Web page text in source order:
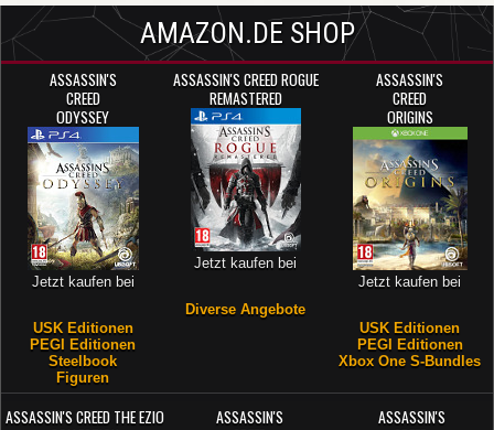
AMAZON.DE SHOP
ASSASSIN'S
CREED
ODYSSEY
Jetzt kaufen bei
USK Editionen
PEGI Editionen
Steelbook
Figuren
ASSASSIN'S CREED ROGUE
REMASTERED
Jetzt kaufen bei
Diverse Angebote
ASSASSIN'S
CREED
ORIGINS
Jetzt kaufen bei
USK Editionen
PEGI Editionen
Xbox One S-Bundles
ASSASSIN'S CREED THE EZIO
ASSASSIN'S
ASSASSIN'S